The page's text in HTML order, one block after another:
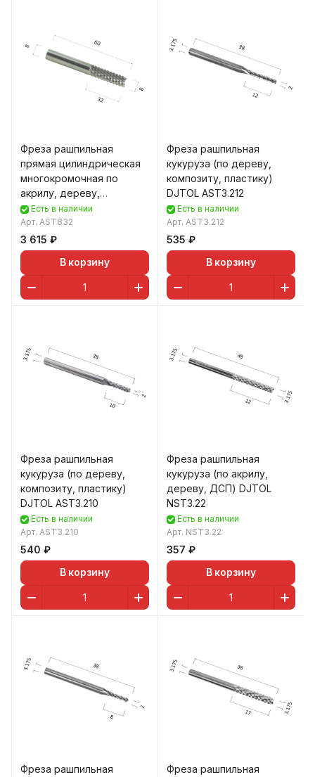
Фреза рашпильная
прямая цилиндрическая
многокромочная по
акрилу, дереву,
композиту (АКП) DJTOL
AST83
Есть в наличии
Арт. AST832
3 615 ₽
В корзину
Фреза рашпильная
кукуруза (по дереву,
композиту, пластику)
DJTOL AST3.212
Есть в наличии
Арт. AST3.212
535 ₽
В корзину
Фреза рашпильная
кукуруза (по дереву,
композиту, пластику)
DJTOL AST3.210
Есть в наличии
Арт. AST3.210
540 ₽
В корзину
Фреза рашпильная
кукуруза (по акрилу,
дереву, ДСП) DJTOL
NST3.22
Есть в наличии
Арт. NST3.22
357 ₽
В корзину
Фреза рашпильная
Фреза рашпильная